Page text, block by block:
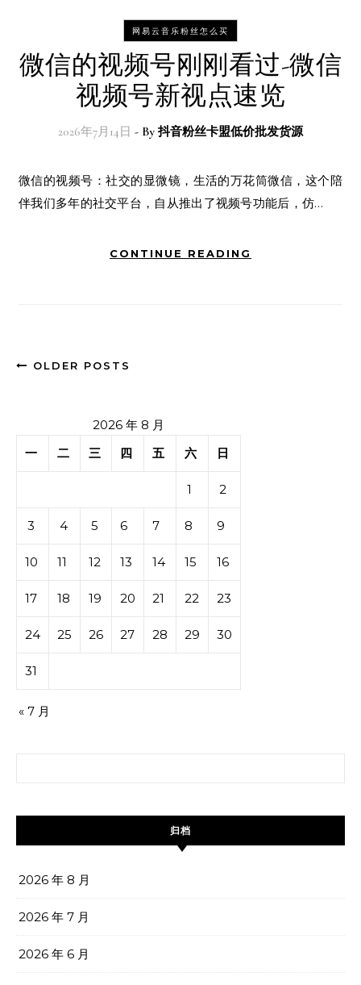
网易云音乐粉丝怎么买
微信的视频号刚刚看过-微信
视频号新视点速览
2026年7月14日 - By 抖音粉丝卡盟低价批发货源
微信的视频号：社交的显微镜，生活的万花筒微信，这个陪
伴我们多年的社交平台，自从推出了视频号功能后，仿…
CONTINUE READING
OLDER POSTS
2026 年 8 月
一
二 三 四 五 六 日
1 2
3 4 5 6 7 8 9
10 11 12 13 14 15 16
17 18 19 20 21 22 23
24 25 26 27 28 29 30
31
« 7 月
归档
2026 年 8 月
2026 年 7 月
2026 年 6 月